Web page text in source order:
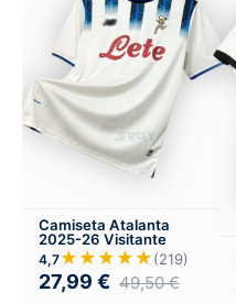
Camiseta Atalanta
2025-26 Visitante
4,7★★★★★(219)
27,99 € 49,50€